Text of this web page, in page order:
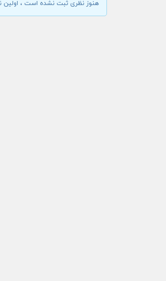
هنوز نظری ثبت نشده است ، اولین